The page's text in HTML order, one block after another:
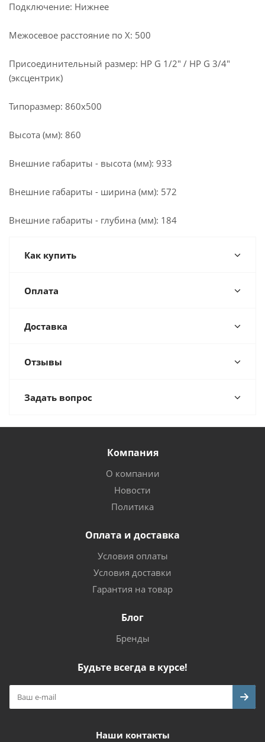
Подключение: Нижнее
Межосевое расстояние по X: 500
Присоединительный размер: НР G 1/2" / НР G 3/4"
(эксцентрик)
Типоразмер: 860x500
Высота (мм): 860
Внешние габариты - высота (мм): 933
Внешние габариты - ширина (мм): 572
Внешние габариты - глубина (мм): 184
Как купить
Оплата
Доставка
Отзывы
Задать вопрос
Компания
О компании
Новости
Политика
Оплата и доставка
Условия оплаты
Условия доставки
Гарантия на товар
Блог
Бренды
Будьте всегда в курсе!
Наши контакты